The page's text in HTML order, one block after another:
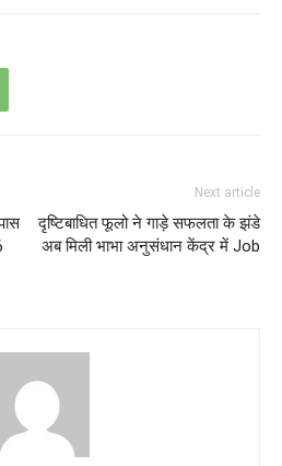
Next article
दृष्टिबाधित फूलो ने गाड़े सफलता के झंडे
अब मिली भाभा अनुसंधान केंद्र में Job